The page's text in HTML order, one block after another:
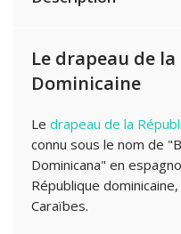
Le drapeau de
Dominicaine
Le drapeau de la
connu sous le nom de
Dominicana" en
République
Caraïbes.